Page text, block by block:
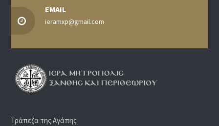
EMAIL
ieramxp@gmail.com
Τράπεζα της Αγάπης